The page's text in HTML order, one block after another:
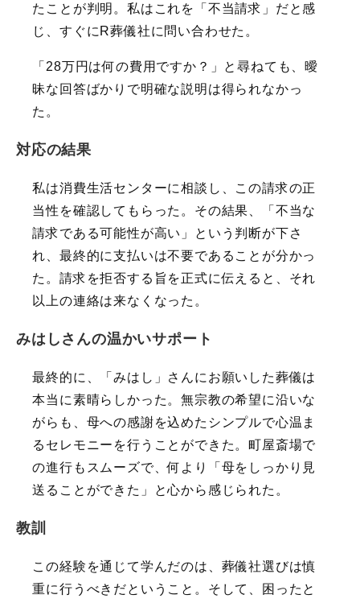
たことが判明。私はこれを「不当請求」だと感
じ、すぐにR葬儀社に問い合わせた。
「28万円は何の費用ですか？」と尋ねても、曖
昧な回答ばかりで明確な説明は得られなかっ
た。
対応の結果
私は消費生活センターに相談し、この請求の正
当性を確認してもらった。その結果、「不当な
請求である可能性が高い」という判断が下さ
れ、最終的に支払いは不要であることが分かっ
た。請求を拒否する旨を正式に伝えると、それ
以上の連絡は来なくなった。
みはしさんの温かいサポート
最終的に、「みはし」さんにお願いした葬儀は
本当に素晴らしかった。無宗教の希望に沿いな
がらも、母への感謝を込めたシンプルで心温ま
るセレモニーを行うことができた。町屋斎場で
の進行もスムーズで、何より「母をしっかり見
送ることができた」と心から感じられた。
教訓
この経験を通じて学んだのは、葬儀社選びは慎
重に行うべきだということ。そして、困ったと